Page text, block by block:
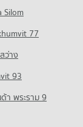
Silom
77
ว่าง
93
า พระราม 9